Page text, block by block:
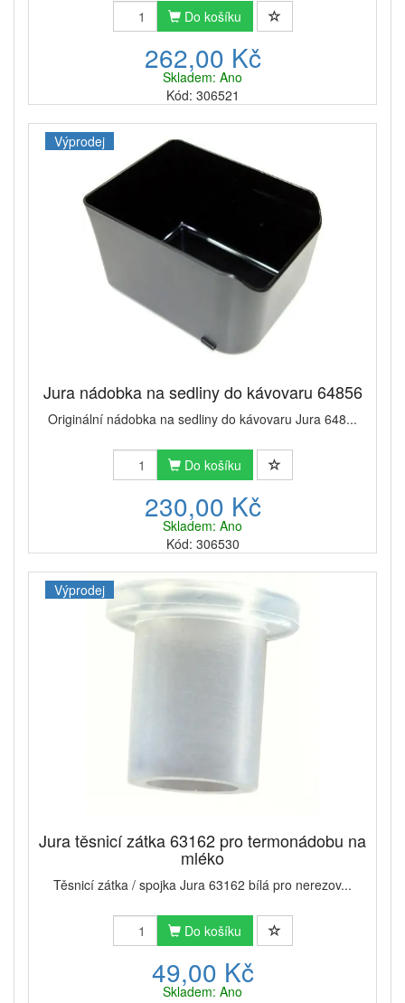
Do košíku
262,00 Kč
Skladem: Ano
Kód: 306521
Výprodej
Jura nádobka na sedliny do kávovaru 64856
Originální nádobka na sedliny do kávovaru Jura 648...
Do košíku
230,00 Kč
Skladem: Ano
Kód: 306530
Výprodej
Jura těsnicí zátka 63162 pro termonádobu na
mléko
Těsnicí zátka / spojka Jura 63162 bílá pro nerezov...
Do košíku
49,00 Kč
Skladem: Ano